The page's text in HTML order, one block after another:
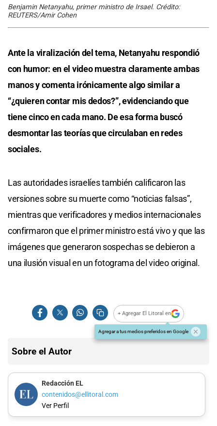
Benjamin Netanyahu, primer ministro de Irsael. Crédito:
REUTERS/Amir Cohen
Ante la viralización del tema, Netanyahu respondió
con humor: en el video muestra claramente ambas
manos y comenta irónicamente algo similar a
“¿quieren contar mis dedos?”, evidenciando que
tiene cinco en cada mano. De esa forma buscó
desmontar las teorías que circulaban en redes
sociales.
Las autoridades israelíes también calificaron las
versiones sobre su muerte como “noticias falsas”,
mientras que verificadores y medios internacionales
confirmaron que el primer ministro está vivo y que las
imágenes que generaron sospechas se debieron a
una ilusión visual en un fotograma del video original.
+ Agregar El Litoral en
Agregar a tus medios preferidos en Google
Sobre el Autor
Redacción EL
contenidos@ellitoral.com
Ver Perfil